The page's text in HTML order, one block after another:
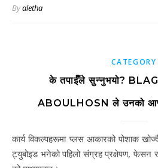
Byaletha
CATEGORY
के तपाईँले सुन्नुभयो?
ABOULHOSN ले उनको
कार्य विकल्पहरूमा प्लस आकारको पोशाक खोज्दै हुनुहुन्छ? टर्च्रिडले स्टुडियोको
ट्युबोइड भनेको पहिलो संग्रह प्रक्षेपण, फेसन